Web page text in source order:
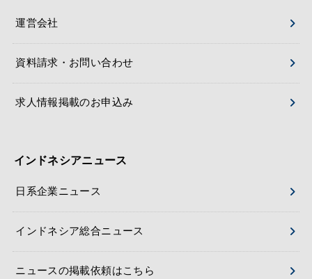
運営会社
資料請求・お問い合わせ
求人情報掲載のお申込み
インドネシアニュース
日系企業ニュース
インドネシア総合ニュース
ニュースの掲載依頼はこちら